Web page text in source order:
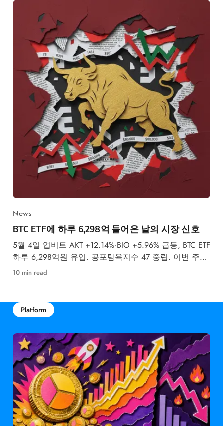
News
BTC ETF에 하루 6,298억 들어온 날의 시장 신호
5월 4일 업비트 AKT +12.14%·BIO +5.96% 급등, BTC ETF
하루 6,298억원 유입. 공포탐욕지수 47 중립. 이번 주
FOMC 금리 결정이 최대 변수입니다.
10 min read
Platform